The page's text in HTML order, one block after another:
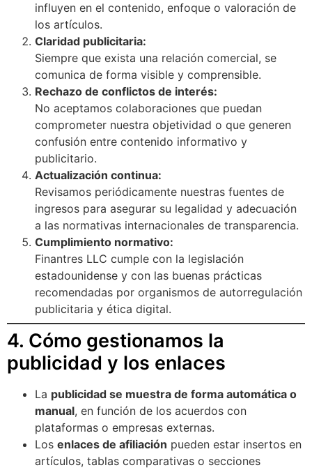
influyen en el contenido, enfoque o valoración de
los artículos.
Claridad publicitaria:
Siempre que exista una relación comercial, se
comunica de forma visible y comprensible.
Rechazo de conflictos de interés:
No aceptamos colaboraciones que puedan
comprometer nuestra objetividad o que generen
confusión entre contenido informativo y
publicitario.
Actualización continua:
Revisamos periódicamente nuestras fuentes de
ingresos para asegurar su legalidad y adecuación
a las normativas internacionales de transparencia.
Cumplimiento normativo:
Finantres LLC cumple con la legislación
estadounidense y con las buenas prácticas
recomendadas por organismos de autorregulación
publicitaria y ética digital.
4. Cómo gestionamos la
publicidad y los enlaces
La publicidad se muestra de forma automática o
manual, en función de los acuerdos con
plataformas o empresas externas.
Los enlaces de afiliación pueden estar insertos en
artículos, tablas comparativas o secciones